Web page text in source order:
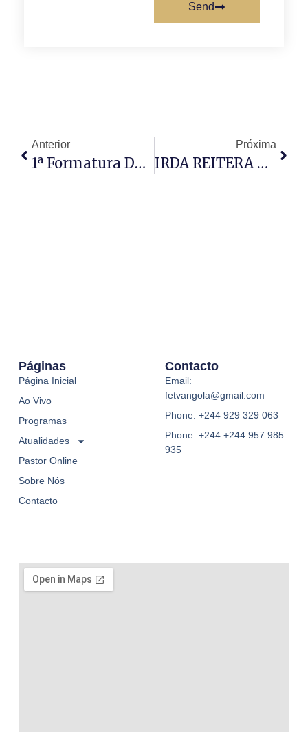
Send
Anterior
1ª Formatura Do Curso De Linguagem Gestual Angolana NA IRDA
Próxima
IRDA REITERA APOIO À ADMINISTRAÇÃO
Páginas
Página Inicial
Ao Vivo
Programas
Atualidades
Pastor Online
Sobre Nós
Contacto
Contacto
Email:
fetvangola@gmail.com
Phone: +244 929 329 063
Phone: +244 +244 957 985
935